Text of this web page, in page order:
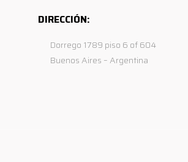
DIRECCIÓN:
Dorrego 1789 piso 6 of 604
Buenos Aires – Argentina